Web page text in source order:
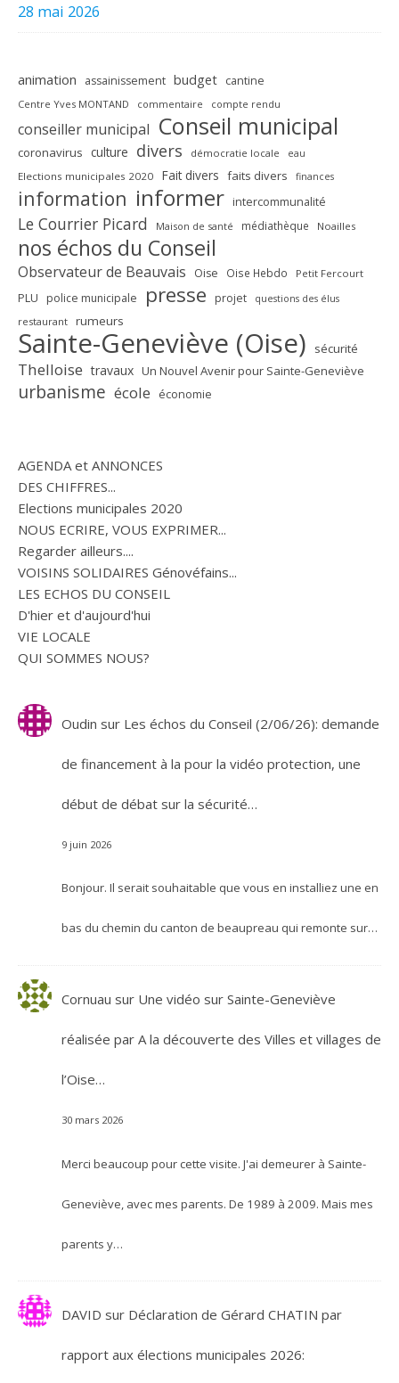
28 mai 2026
animation assainissement budget cantine
Centre Yves MONTAND commentaire compte rendu
conseiller municipal Conseil municipal
coronavirus culture divers démocratie locale eau
Elections municipales 2020 Fait divers faits divers finances
information informer intercommunalité
Le Courrier Picard Maison de santé médiathèque Noailles
nos échos du Conseil
Observateur de Beauvais Oise Oise Hebdo Petit Fercourt
PLU police municipale presse projet questions des élus
restaurant rumeurs
Sainte-Geneviève (Oise) sécurité
Thelloise travaux Un Nouvel Avenir pour Sainte-Geneviève
urbanisme école économie
AGENDA et ANNONCES
DES CHIFFRES...
Elections municipales 2020
NOUS ECRIRE, VOUS EXPRIMER...
Regarder ailleurs....
VOISINS SOLIDAIRES Génovéfains...
LES ECHOS DU CONSEIL
D'hier et d'aujourd'hui
VIE LOCALE
QUI SOMMES NOUS?
Oudin sur Les échos du Conseil (2/06/26): demande
de financement à la pour la vidéo protection, une
début de débat sur la sécurité…
9 juin 2026
Bonjour. Il serait souhaitable que vous en installiez une en
bas du chemin du canton de beaupreau qui remonte sur…
Cornuau sur Une vidéo sur Sainte-Geneviève
réalisée par A la découverte des Villes et villages de
l’Oise…
30 mars 2026
Merci beaucoup pour cette visite. J'ai demeurer à Sainte-
Geneviève, avec mes parents. De 1989 à 2009. Mais mes
parents y…
DAVID sur Déclaration de Gérard CHATIN par
rapport aux élections municipales 2026: